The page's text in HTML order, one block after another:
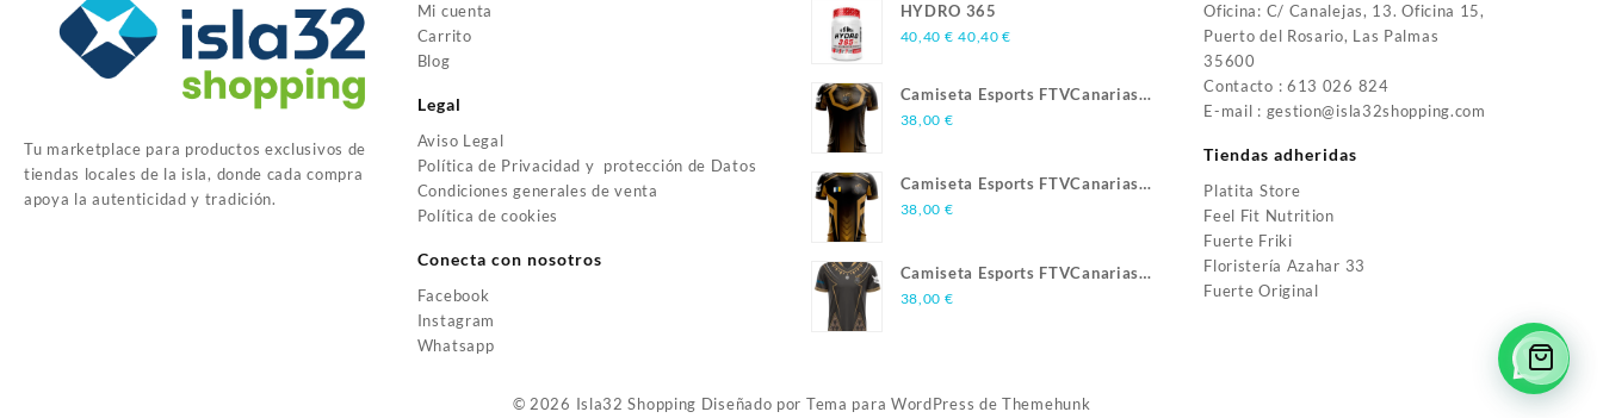
Tu marketplace para productos exclusivos de
tiendas locales de la isla, donde cada compra
apoya la autenticidad y tradición.
Mi cuenta
Carrito
Blog
Legal
Aviso Legal
Política de Privacidad y protección de Datos
Condiciones generales de venta
Política de cookies
Conecta con nosotros
Facebook
Instagram
Whatsapp
HYDRO 365
40,40 € 40,40€
Camiseta Esports FTVCanarias
Season 3
38,00 €
Camiseta Esports FTVCanarias
Season 2
38,00 €
Camiseta Esports FTVCanarias
Season 1
38,00 €
Oficina: C/ Canalejas, 13. Oficina 15,
Puerto del Rosario, Las Palmas
35600
Contacto : 613 026 824
E-mail : gestion@isla32shopping.com
Tiendas adheridas
Platita Store
Feel Fit Nutrition
Fuerte Friki
Floristería Azahar 33
Fuerte Original
© 2026 Isla32 Shopping Diseñado por Tema para WordPress de Themehunk